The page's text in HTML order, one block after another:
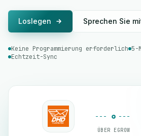
Loslegen Sprechen Sie
Keine Programmierung erforderlich 5-
Echtzeit-Sync
ÜBER EGROW